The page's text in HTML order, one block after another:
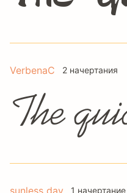
VerbenaC 2 начертания
The
sunless day 1 начертание